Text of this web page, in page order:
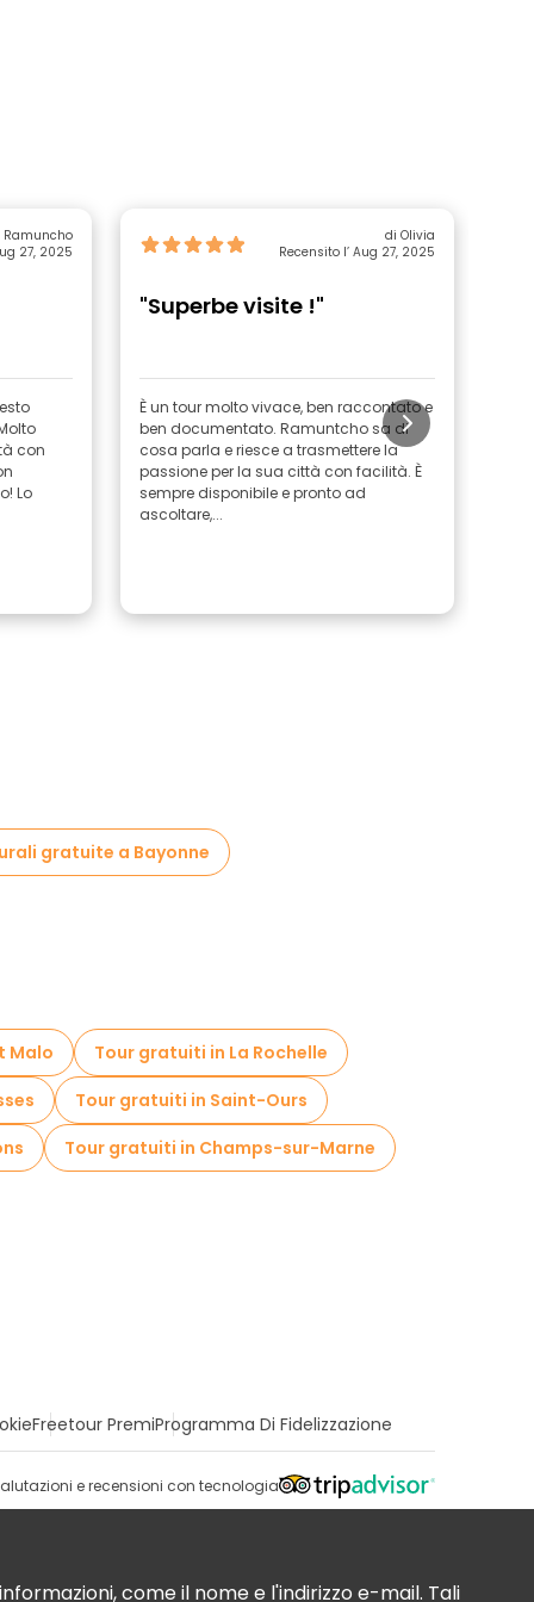
27, 2025
con
Lo
di Olivia
Recensito l’ Aug 27, 2025
"Superbe visite !"
È un tour molto vivace, ben raccontato e
ben documentato. Ramuntcho sa di
cosa parla e riesce a trasmettere la
passione per la sua città con facilità. È
sempre disponibile e pronto ad
ascoltare,...
gratuite a Bayonne
Malo
Tour gratuiti in La Rochelle
Tour gratuiti in Saint-Ours
Tour gratuiti in Champs-sur-Marne
Freetour PremiProgramma Di Fidelizzazione
e recensioni con tecnologia
come il nome e l'indirizzo e-mail. Tali